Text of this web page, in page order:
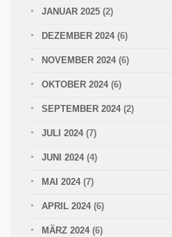
JANUAR 2025 (2)
DEZEMBER 2024 (6)
NOVEMBER 2024 (6)
OKTOBER 2024 (6)
SEPTEMBER 2024 (2)
JULI 2024 (7)
JUNI 2024 (4)
MAI 2024 (7)
APRIL 2024 (6)
MÄRZ 2024 (6)